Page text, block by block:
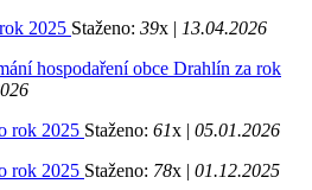
2025 Staženo: 39x | 13.04.2026
hospodaření obce Drahlín za rok
rok 2025 Staženo: 61x | 05.01.2026
rok 2025 Staženo: 78x | 01.12.2025